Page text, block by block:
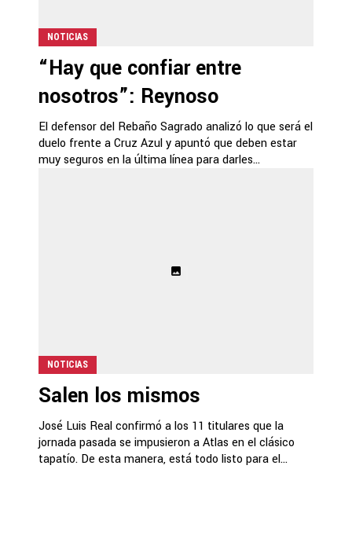
NOTICIAS
“Hay que confiar entre
nosotros”: Reynoso
El defensor del Rebaño Sagrado analizó lo que será el
duelo frente a Cruz Azul y apuntó que deben estar
muy seguros en la última línea para darles...
NOTICIAS
Salen los mismos
José Luis Real confirmó a los 11 titulares que la
jornada pasada se impusieron a Atlas en el clásico
tapatío. De esta manera, está todo listo para el...